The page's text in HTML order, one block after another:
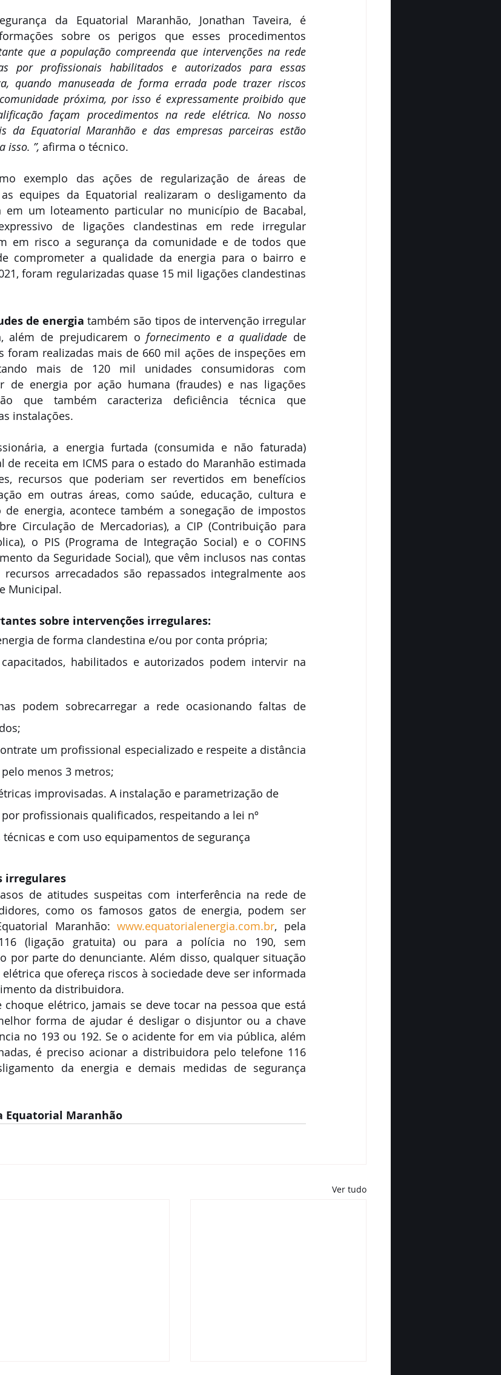
da Equatorial Maranhão, Jonathan Taveira, é
sobre os perigos que esses procedimentos
que a população compreenda que intervenções na rede
por profissionais habilitados e autorizados para essas
quando manuseada de forma errada pode trazer riscos
próxima, por isso é expressamente proibido que
façam procedimentos na rede elétrica. No nosso
da Equatorial Maranhão e das empresas parceiras estão
isso. ”, afirma o técnico.
exemplo das ações de regularização de áreas de
equipes da Equatorial realizaram o desligamento da
em um loteamento particular no município de Bacabal,
de ligações clandestinas em rede irregular
em risco a segurança da comunidade e de todos que
comprometer a qualidade da energia para o bairro e
foram regularizadas quase 15 mil ligações clandestinas
de energia também são tipos de intervenção irregular
além de prejudicarem o fornecimento e a qualidade de
foram realizadas mais de 660 mil ações de inspeções em
mais de 120 mil unidades consumidoras com
de energia por ação humana (fraudes) e nas ligações
que também caracteriza deficiência técnica que
instalações.
a energia furtada (consumida e não faturada)
de receita em ICMS para o estado do Maranhão estimada
recursos que poderiam ser revertidos em benefícios
em outras áreas, como saúde, educação, cultura e
energia, acontece também a sonegação de impostos
Circulação de Mercadorias), a CIP (Contribuição para
o PIS (Programa de Integração Social) e o COFINS
da Seguridade Social), que vêm inclusos nas contas
arrecadados são repassados integralmente aos
Municipal.
sobre intervenções irregulares:
de forma clandestina e/ou por conta própria;
habilitados e autorizados podem intervir na
podem sobrecarregar a rede ocasionando faltas de
um profissional especializado e respeite a distância
menos 3 metros;
improvisadas. A instalação e parametrização de
por profissionais qualificados, respeitando a lei nº
técnicas e com uso equipamentos de segurança
irregulares
de atitudes suspeitas com interferência na rede de
como os famosos gatos de energia, podem ser
Maranhão: www.equatorialenergia.com.br, pela
(ligação gratuita) ou para a polícia no 190, sem
por parte do denunciante. Além disso, qualquer situação
que ofereça riscos à sociedade deve ser informada
da distribuidora.
elétrico, jamais se deve tocar na pessoa que está
forma de ajudar é desligar o disjuntor ou a chave
no 193 ou 192. Se o acidente for em via pública, além
é preciso acionar a distribuidora pelo telefone 116
da energia e demais medidas de segurança
Equatorial Maranhão
Ver tudo